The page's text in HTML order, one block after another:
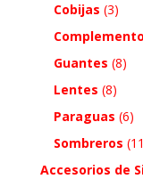
Cobijas (3)
Guantes (8)
Lentes (8)
Paraguas (6)
Sombreros
Accesorios de